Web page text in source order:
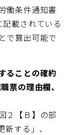
働条件通知書
載されている
で算出可能で
ることの確約
票の理由欄、
２【Ｂ】の部
する」、